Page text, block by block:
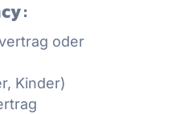
oder
Kinder)